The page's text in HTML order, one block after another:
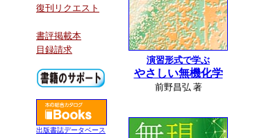
復刊リクエスト
書評掲載本
目録請求
出版書誌データベース
演習形式で学ぶ
やさしい無機化学
前野昌弘 著